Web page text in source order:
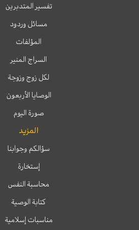
تفسير المتدبرين
مسائل وردود
المؤلفات
السراج المنير
لكل زوج وزوجة
الوصايا الأربعون
صورة اليوم
المزيد
سؤالكم وجوابنا
إستخارة
محاسبة النفس
كتابة الوصية
مناسبات إسلامية